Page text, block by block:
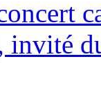
invité